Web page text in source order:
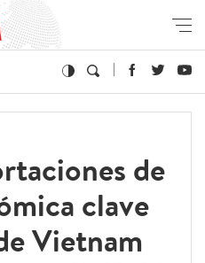
de
clave
Vietnam